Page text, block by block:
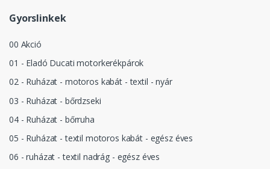
Gyorslinkek
00 Akció
01 - Eladó Ducati motorkerékpárok
02 - Ruházat - motoros kabát - textil - nyár
03 - Ruházat - bőrdzseki
04 - Ruházat - bőrruha
05 - Ruházat - textil motoros kabát - egész éves
06 - ruházat - textil nadrág - egész éves